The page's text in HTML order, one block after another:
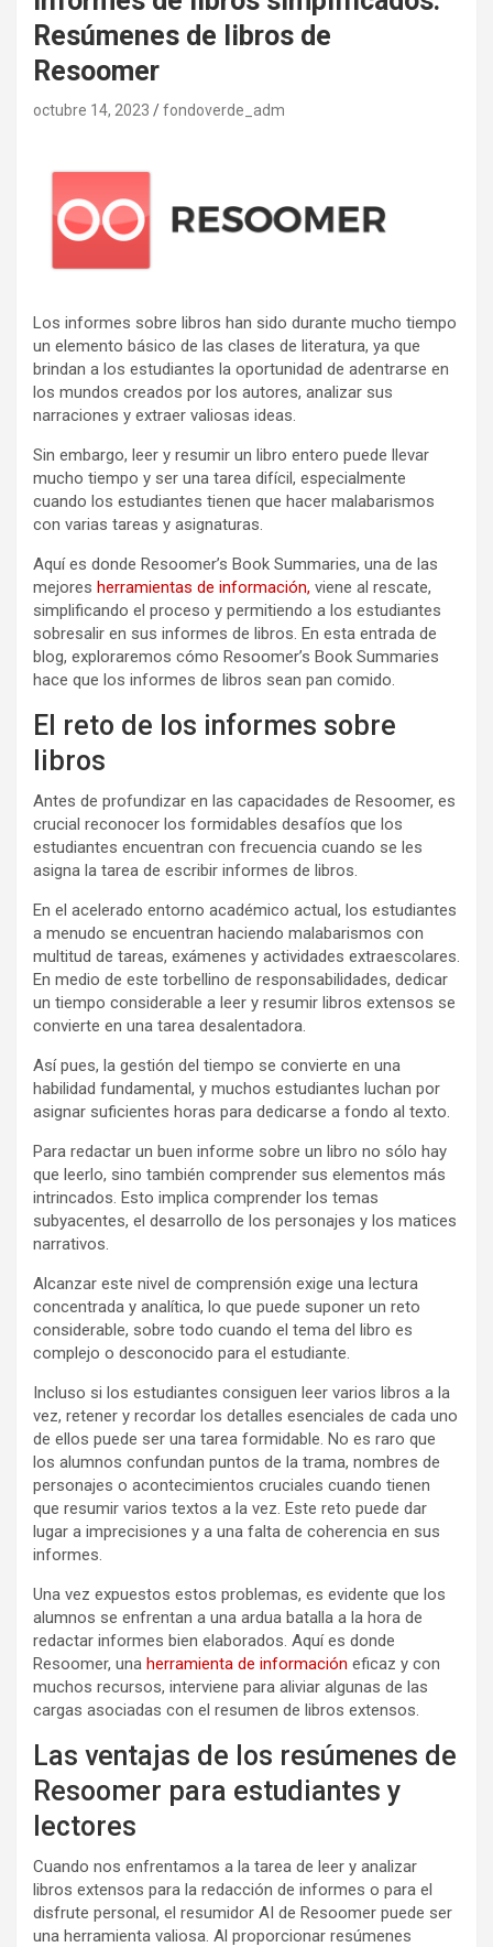
Resúmenes de libros de
Resoomer
octubre 14, 2023 fondoverde_adm
Los informes sobre libros han sido durante mucho tiempo
un elemento básico de las clases de literatura, ya que
brindan a los estudiantes la oportunidad de adentrarse en
los mundos creados por los autores, analizar sus
narraciones y extraer valiosas ideas.
Sin embargo, leer y resumir un libro entero puede llevar
mucho tiempo y ser una tarea difícil, especialmente
cuando los estudiantes tienen que hacer malabarismos
con varias tareas y asignaturas.
Aquí es donde Resoomer’s Book Summaries, una de las
mejores herramientas de información, viene al rescate,
simplificando el proceso y permitiendo a los estudiantes
sobresalir en sus informes de libros. En esta entrada de
blog, exploraremos cómo Resoomer’s Book Summaries
hace que los informes de libros sean pan comido.
El reto de los informes sobre
libros
Antes de profundizar en las capacidades de Resoomer, es
crucial reconocer los formidables desafíos que los
estudiantes encuentran con frecuencia cuando se les
asigna la tarea de escribir informes de libros.
En el acelerado entorno académico actual, los estudiantes
a menudo se encuentran haciendo malabarismos con
multitud de tareas, exámenes y actividades extraescolares.
En medio de este torbellino de responsabilidades, dedicar
un tiempo considerable a leer y resumir libros extensos se
convierte en una tarea desalentadora.
Así pues, la gestión del tiempo se convierte en una
habilidad fundamental, y muchos estudiantes luchan por
asignar suficientes horas para dedicarse a fondo al texto.
Para redactar un buen informe sobre un libro no sólo hay
que leerlo, sino también comprender sus elementos más
intrincados. Esto implica comprender los temas
subyacentes, el desarrollo de los personajes y los matices
narrativos.
Alcanzar este nivel de comprensión exige una lectura
concentrada y analítica, lo que puede suponer un reto
considerable, sobre todo cuando el tema del libro es
complejo o desconocido para el estudiante.
Incluso si los estudiantes consiguen leer varios libros a la
vez, retener y recordar los detalles esenciales de cada uno
de ellos puede ser una tarea formidable. No es raro que
los alumnos confundan puntos de la trama, nombres de
personajes o acontecimientos cruciales cuando tienen
que resumir varios textos a la vez. Este reto puede dar
lugar a imprecisiones y a una falta de coherencia en sus
informes.
Una vez expuestos estos problemas, es evidente que los
alumnos se enfrentan a una ardua batalla a la hora de
redactar informes bien elaborados. Aquí es donde
Resoomer, una herramienta de información eficaz y con
muchos recursos, interviene para aliviar algunas de las
cargas asociadas con el resumen de libros extensos.
Las ventajas de los resúmenes de
Resoomer para estudiantes y
lectores
Cuando nos enfrentamos a la tarea de leer y analizar
libros extensos para la redacción de informes o para el
disfrute personal, el resumidor AI de Resoomer puede ser
una herramienta valiosa. Al proporcionar resúmenes